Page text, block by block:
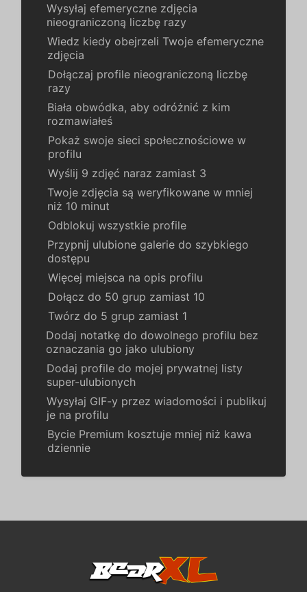
Wysyłaj efemeryczne zdjęcia
nieograniczoną liczbę razy
Wiedz kiedy obejrzeli Twoje efemeryczne
zdjęcia
Dołączaj profile nieograniczoną liczbę
razy
Biała obwódka, aby odróżnić z kim
rozmawiałeś
Pokaż swoje sieci społecznościowe w
profilu
Wyślij 9 zdjęć naraz zamiast 3
Twoje zdjęcia są weryfikowane w mniej
niż 10 minut
Odblokuj wszystkie profile
Przypnij ulubione galerie do szybkiego
dostępu
Więcej miejsca na opis profilu
Dołącz do 50 grup zamiast 10
Twórz do 5 grup zamiast 1
Dodaj notatkę do dowolnego profilu bez
oznaczania go jako ulubiony
Dodaj profile do mojej prywatnej listy
super-ulubionych
Wysyłaj GIF-y przez wiadomości i publikuj
je na profilu
Bycie Premium kosztuje mniej niż kawa
dziennie